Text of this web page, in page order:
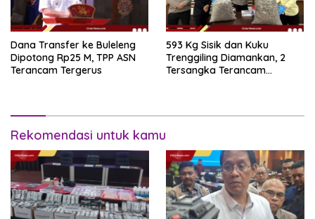
Dana Transfer ke Buleleng
Dipotong Rp25 M, TPP ASN
Terancam Tergerus
593 Kg Sisik dan Kuku
Trenggiling Diamankan, 2
Tersangka Terancam
Rekomendasi untuk kamu